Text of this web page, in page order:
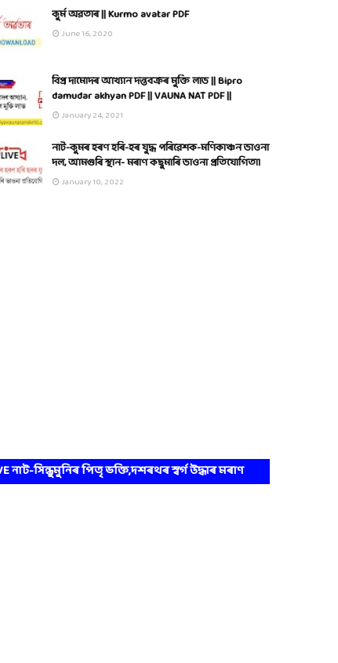
কুৰ্ম অৱতাৰ || Kurmo avatar PDF
June 16, 2020
বিপ্ৰ দামোদৰ আখ্যান দন্তবক্ৰৰ মুক্তি লাভ || Bipro
damudar akhyan PDF || VAUNA NAT PDF ||
January 24, 2021
নাট-কুমৰ হৰণ হৰি-হৰ যুদ্ধ পৰিৱেশক-মণিকাঞ্চন ভাওনা
দল, আমগুৰি স্থান- মৰাণ কছুমাৰি ভাওনা প্ৰতিযোগিতা।
January 10, 2022
নাট-সিন্ধুমুনিৰ পিতৃ ভক্তি,দশৰথৰ স্বৰ্গ উদ্ধাৰ মৰাণ